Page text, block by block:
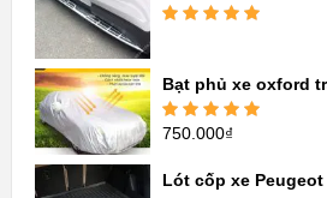
Bạt phủ xe oxford
Được xếp
750.000₫
Lót cốp xe